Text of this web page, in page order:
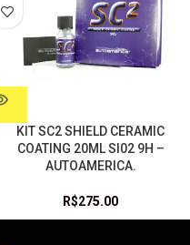
KIT SC2 SHIELD CERAMIC
COATING 20ML SI02 9H –
AUTOAMERICA.
R$275.00